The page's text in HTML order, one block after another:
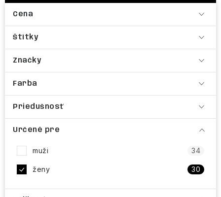
Cena
Štítky
Značky
Farba
Priedušnosť
Určené pre
muži 34
ženy 30